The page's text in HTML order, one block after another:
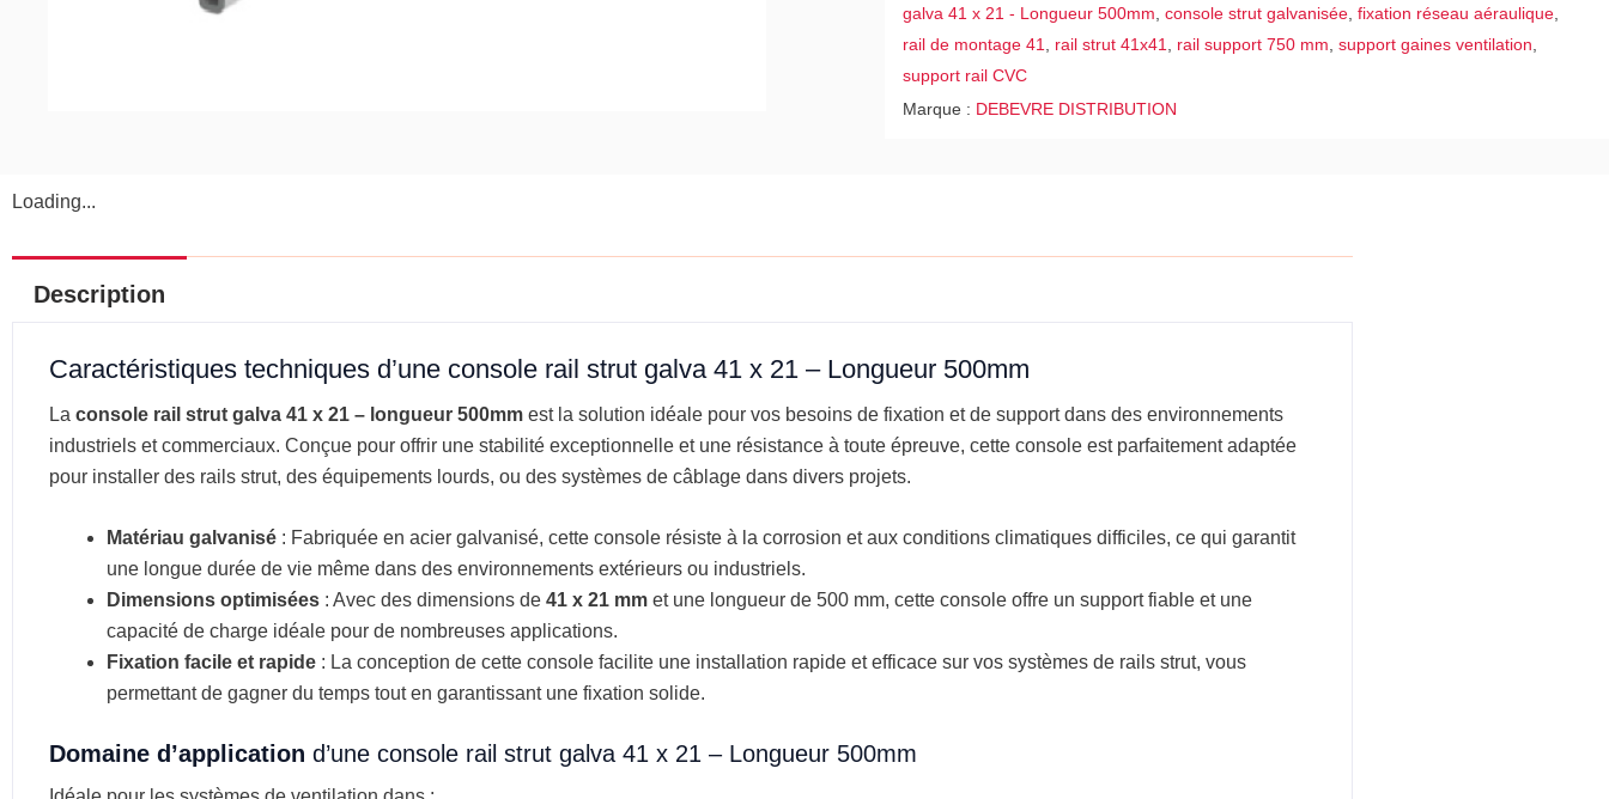
21
-
Longueur
500mm
galva 41 x 21 - Longueur 500mm ,console strut galvanisée ,fixation réseau aéraulique
rail de montage 41
rail strut 41x41 rail support 750 mm ,support gaines ventilation
support rail CVC
Marque : DEBEVRE DISTRIBUTION
Loading...
Description
Caractéristiques techniques d’une console rail strut galva 41 x 21 – Longueur 500mm
La console rail strut galva 41 x 21 – longueur 500mm est la solution idéale pour vos besoins de fixation et de support dans des environnements
industriels et commerciaux. Conçue pour offrir une stabilité exceptionnelle et une résistance à toute épreuve, cette console est parfaitement adaptée
pour installer des rails strut, des équipements lourds, ou des systèmes de câblage dans divers projets.
Matériau galvanisé : Fabriquée en acier galvanisé, cette console résiste à la corrosion et aux conditions climatiques difficiles, ce qui garantit
une longue durée de vie même dans des environnements extérieurs ou industriels.
Dimensions optimisées : Avec des dimensions de 41 x 21 mm et une longueur de 500 mm, cette console offre un support fiable et une
capacité de charge idéale pour de nombreuses applications.
Fixation facile et rapide : La conception de cette console facilite une installation rapide et efficace sur vos systèmes de rails strut, vous
permettant de gagner du temps tout en garantissant une fixation solide.
Domaine d’application d’une console rail strut galva 41 x 21 – Longueur 500mm